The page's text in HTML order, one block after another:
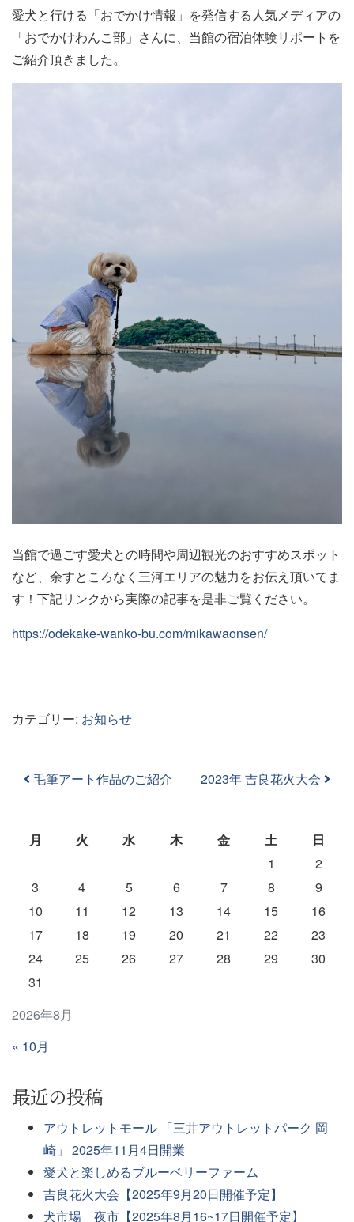
愛犬と行ける「おでかけ情報」を発信する人気メディアの
「おでかけわんこ部」さんに、当館の宿泊体験リポートを
ご紹介頂きました。
当館で過ごす愛犬との時間や周辺観光のおすすめスポット
など、余すところなく三河エリアの魅力をお伝え頂いてま
す！下記リンクから実際の記事を是非ご覧ください。
https://odekake-wanko-bu.com/mikawaonsen/
カテゴリー: お知らせ
投稿ナビゲーション
毛筆アート作品のご紹介 2023年 吉良花火大会
2026年8月
月 火 水 木 金 土
日
1
2
3
4 5 6 7 8
9
10
11 12 13 14 15
16
17
18 19 20 21 22
23
24
25 26 27 28 29
30
31
« 10月
最近の投稿
アウトレットモール 「三井アウトレットパーク 岡
崎」 2025年11月4日開業
愛犬と楽しめるブルーベリーファーム
吉良花火大会【2025年9月20日開催予定】
犬市場 夜市【2025年8月16~17日開催予定】